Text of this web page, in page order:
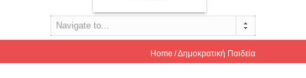
Navigate to...
Home Δημοκρατική Παιδεία